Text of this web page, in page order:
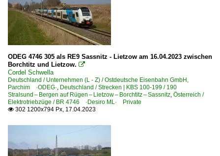
ODEG 4746 305 als RE9 Sassnitz - Lietzow am 16.04.2023 zwischen
Borchtitz und Lietzow. 
Cordel Schwella
Deutschland / Unternehmen (L - Z) / Ostdeutsche Eisenbahn GmbH,
Parchim ·ODEG·, Deutschland / Strecken | KBS 100-199 / 190
Stralsund – Bergen auf Rügen – Lietzow – Borchtitz – Sassnitz, Österreich /
Elektrotriebzüge / BR 4746 ·Desiro ML· Private
 302 1200x794 Px, 17.04.2023